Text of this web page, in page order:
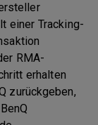
einer Tracking-
RMA-
erhalten
zurückgeben,